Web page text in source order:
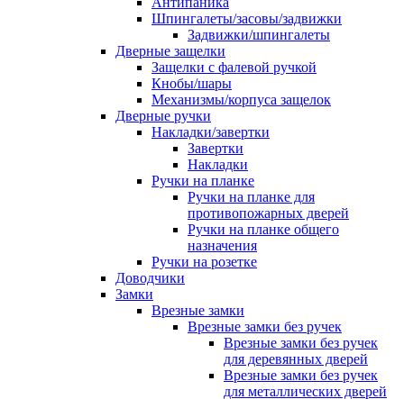
Шпингалеты/засовы/задвижки
Задвижки/шпингалеты
Дверные защелки
Защелки с фалевой ручкой
Кнобы/шары
Механизмы/корпуса защелок
Дверные ручки
Накладки/завертки
Завертки
Накладки
Ручки на планке
Ручки на планке для
противопожарных дверей
Ручки на планке общего
назначения
Ручки на розетке
Доводчики
Замки
Врезные замки
Врезные замки без ручек
Врезные замки без ручек
для деревянных дверей
Врезные замки без ручек
для металлических дверей